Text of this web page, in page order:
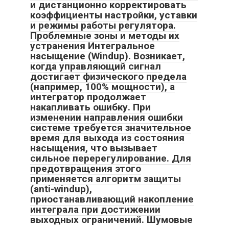
и дистанционно корректировать
коэффициенты настройки, уставки
и режимы работы регулятора.
Проблемные зоны и методы их
устранения Интегральное
насыщение (Windup). Возникает,
когда управляющий сигнал
достигает физического предела
(например, 100% мощности), а
интегратор продолжает
накапливать ошибку. При
изменении направления ошибки
системе требуется значительное
время для выхода из состояния
насыщения, что вызывает
сильное перерегулирование. Для
предотвращения этого
применяется алгоритм защиты
(anti-windup),
приостанавливающий накопление
интеграла при достижении
выходных ограничений. Шумовые